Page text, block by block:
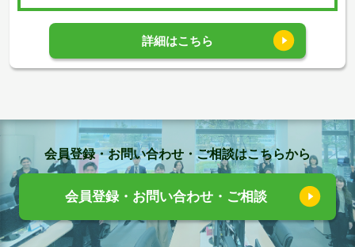
詳細はこちら
会員登録・お問い合わせ・ご相談はこちらから
会員登録・お問い合わせ・ご相談